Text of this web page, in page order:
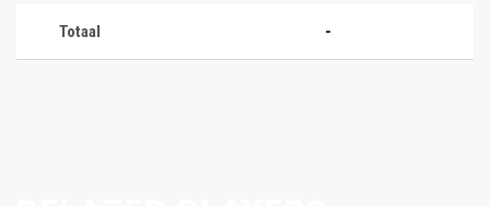
Totaal -